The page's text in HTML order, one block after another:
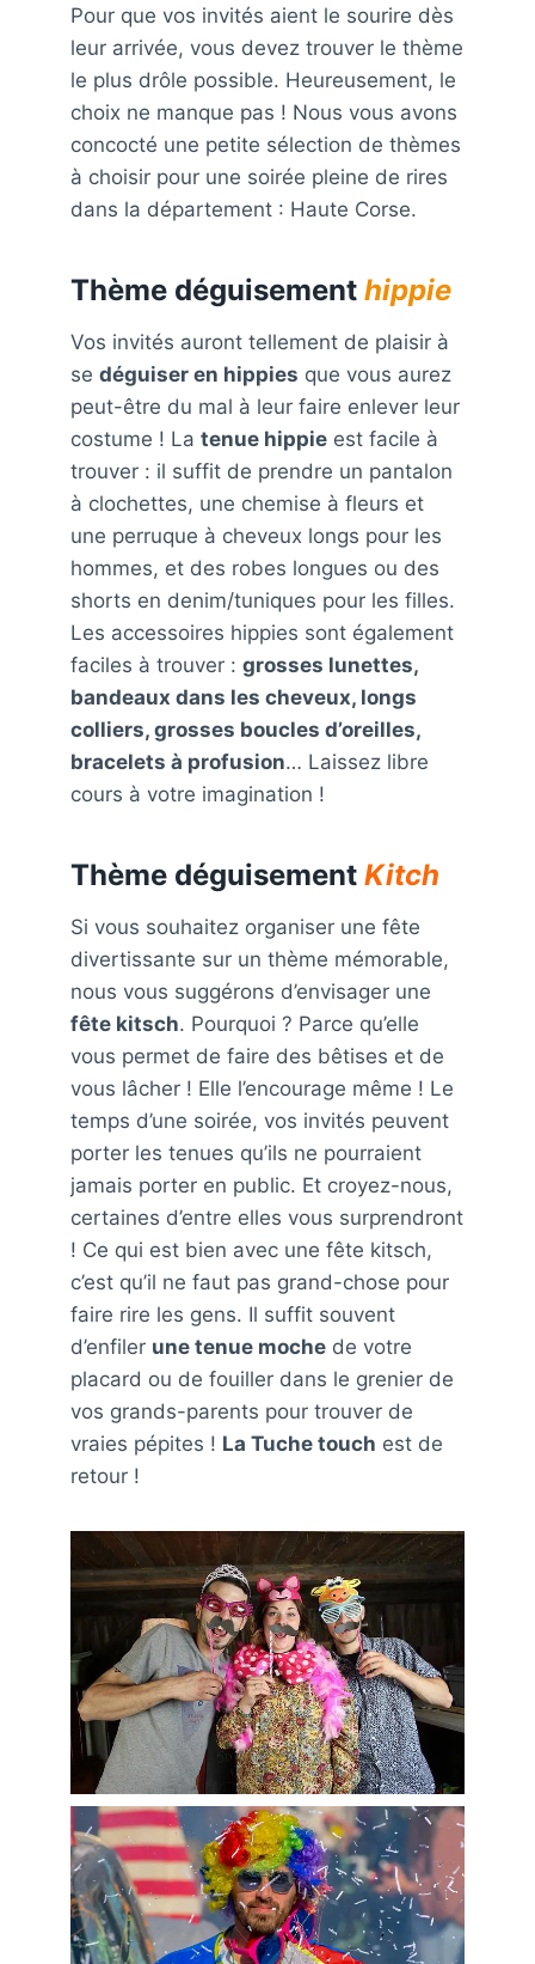
Pour que vos invités aient le sourire dès
leur arrivée, vous devez trouver le thème
le plus drôle possible. Heureusement, le
choix ne manque pas ! Nous vous avons
concocté une petite sélection de thèmes
à choisir pour une soirée pleine de rires
dans la département : Haute Corse.
Thème déguisement hippie
Vos invités auront tellement de plaisir à
se déguiser en hippies que vous aurez
peut-être du mal à leur faire enlever leur
costume ! La tenue hippie est facile à
trouver : il suffit de prendre un pantalon
à clochettes, une chemise à fleurs et
une perruque à cheveux longs pour les
hommes, et des robes longues ou des
shorts en denim/tuniques pour les filles.
Les accessoires hippies sont également
faciles à trouver : grosses lunettes,
bandeaux dans les cheveux, longs
colliers, grosses boucles d’oreilles,
bracelets à profusion… Laissez libre
cours à votre imagination !
Thème déguisement Kitch
Si vous souhaitez organiser une fête
divertissante sur un thème mémorable,
nous vous suggérons d’envisager une
fête kitsch. Pourquoi ? Parce qu’elle
vous permet de faire des bêtises et de
vous lâcher ! Elle l’encourage même ! Le
temps d’une soirée, vos invités peuvent
porter les tenues qu’ils ne pourraient
jamais porter en public. Et croyez-nous,
certaines d’entre elles vous surprendront
! Ce qui est bien avec une fête kitsch,
c’est qu’il ne faut pas grand-chose pour
faire rire les gens. Il suffit souvent
d’enfiler une tenue moche de votre
placard ou de fouiller dans le grenier de
vos grands-parents pour trouver de
vraies pépites ! La Tuche touch est de
retour !